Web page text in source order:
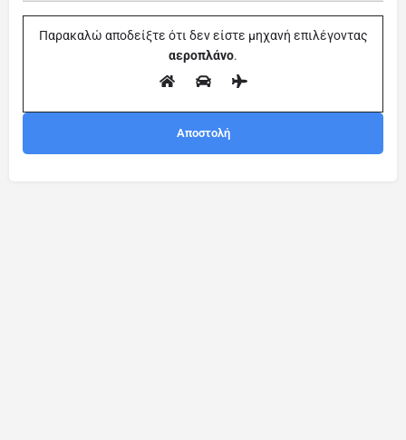
Παρακαλώ αποδείξτε ότι δεν είστε μηχανή επιλέγοντας
αεροπλάνο.